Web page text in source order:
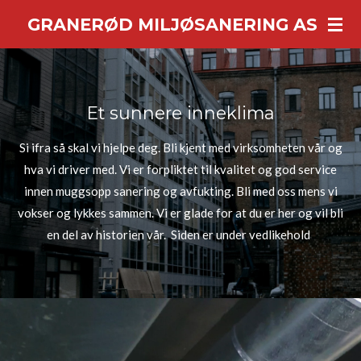
hovedinnhold
GRANERØD MILJØSANERING AS
Et sunnere inneklima
Si ifra så skal vi hjelpe deg. Bli kjent med virksomheten vår og
hva vi driver med. Vi er forpliktet til kvalitet og god service
innen muggsopp sanering og avfukting. Bli med oss mens vi
vokser og lykkes sammen. Vi er glade for at du er her og vil bli
en del av historien vår. Siden er under vedlikehold